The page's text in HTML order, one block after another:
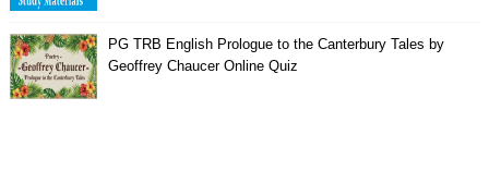
PG TRB English Prologue to the Canterbury Tales by
Geoffrey Chaucer Online Quiz